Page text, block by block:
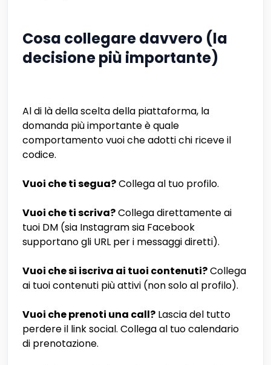
Cosa collegare davvero (la
decisione più importante)
Al di là della scelta della piattaforma, la
domanda più importante è quale
comportamento vuoi che adotti chi riceve il
codice.
Vuoi che ti segua?Collega al tuo profilo.
Vuoi che ti scriva?Collega direttamente ai
tuoi DM (sia Instagram sia Facebook
supportano gli URL per i messaggi diretti).
Vuoi che si iscriva ai tuoi contenuti?Collega
ai tuoi contenuti più attivi (non solo al profilo).
Vuoi che prenoti una call? Lascia del tutto
perdere il link social. Collega al tuo calendario
di prenotazione.